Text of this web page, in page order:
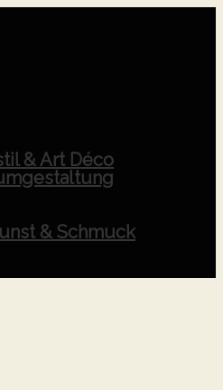
& Art Déco
& Schmuck